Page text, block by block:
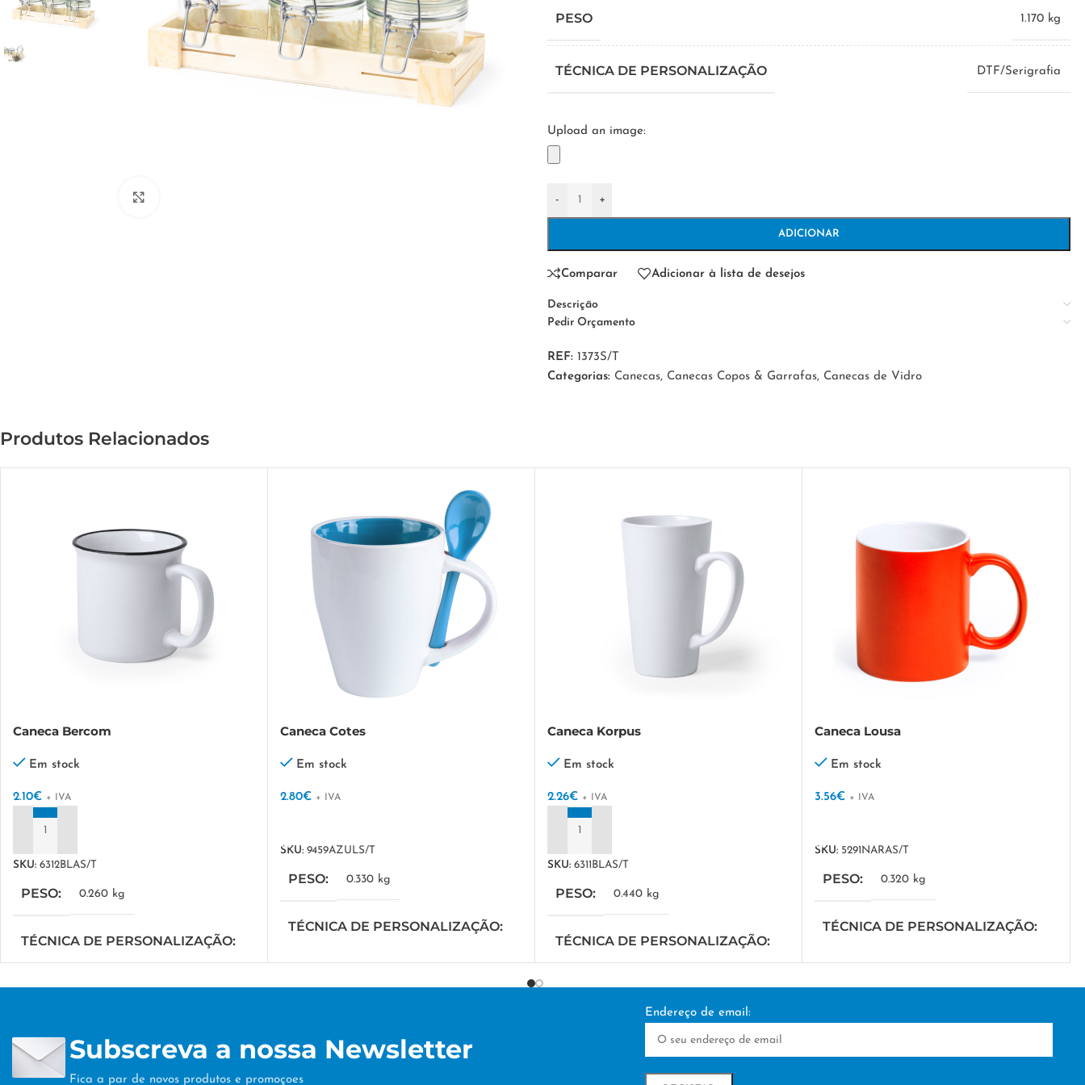
PESO 1.170 kg
TÉCNICA DE PERSONALIZAÇÃO DTF/Serigrafia
Upload an image:
- +
ADICIONAR
Comparar Adicionar à lista de desejos
Descrição
Pedir Orçamento
REF: 1373S/T
Categorias: Canecas, Canecas Copos & Garrafas, Canecas de Vidro
Produtos Relacionados
Caneca Bercom
Em stock
2.10€ + IVA
ADICIONAR
SKU: 6312BLAS/T
PESO 0.260 kg
TÉCNICA DE PERSONALIZAÇÃO
Caneca Cotes
Em stock
2.80€ + IVA
SKU: 9459AZULS/T
PESO 0.330 kg
TÉCNICA DE PERSONALIZAÇÃO
Caneca Korpus
Em stock
2.26€ + IVA
ADICIONAR
SKU: 6311BLAS/T
PESO 0.440 kg
TÉCNICA DE PERSONALIZAÇÃO
Caneca Lousa
Em stock
3.56€ + IVA
SKU: 5291NARAS/T
PESO 0.320 kg
TÉCNICA DE PERSONALIZAÇÃO
Subscreva a nossa Newsletter
Fica a par de novos produtos e promoçoes
Endereço de email: